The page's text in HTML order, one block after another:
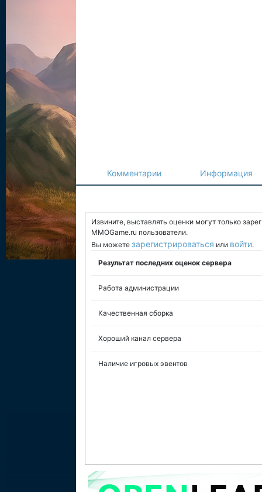
Комментарии Информация
Извините, выставлять оценки могут только
MMOGame.ru пользователи.
Вы можете зарегистрироваться или войти.
Результат последних оценок сервера
Работа администрации
Качественная сборка
Хороший канал сервера
Наличие игровых эвентов